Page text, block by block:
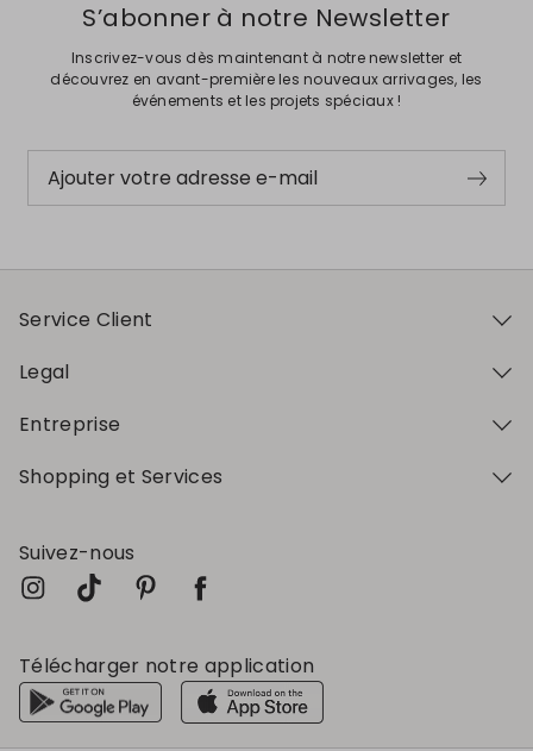
S’abonner à notre Newsletter
Inscrivez-vous dès maintenant à notre newsletter et
découvrez en avant-première les nouveaux arrivages, les
événements et les projets spéciaux !
Ajouter votre adresse e-mail
Service Client
Legal
Entreprise
Shopping et Services
Suivez-nous
Télécharger notre application